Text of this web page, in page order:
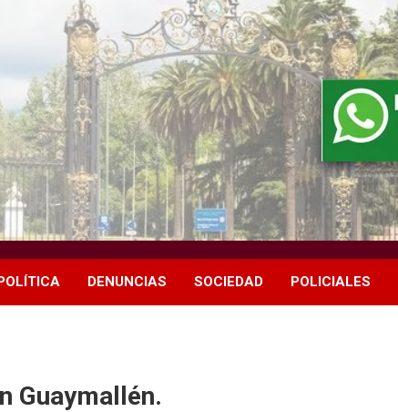
DENUNCIAS SOCIEDAD POLICIALES
Guaymallén.